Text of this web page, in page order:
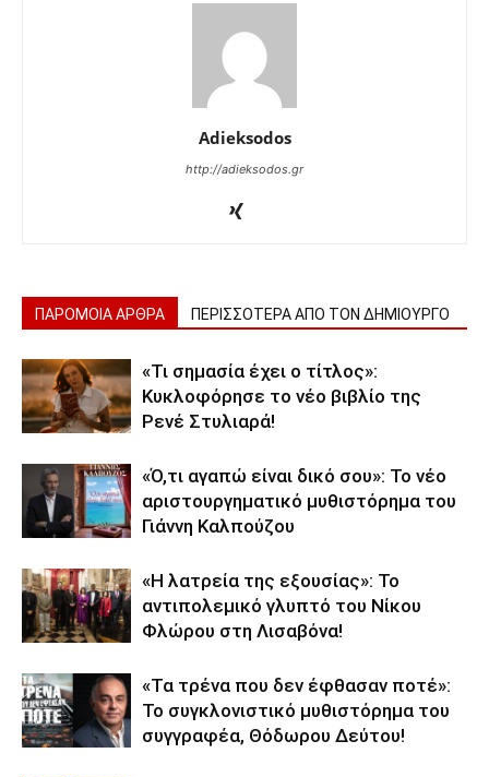
Adieksodos
http://adieksodos.gr
ΠΑΡΟΜΟΙΑ ΑΡΘΡΑ ΠΕΡΙΣΣΟΤΕΡΑ ΑΠΟ ΤΟΝ ΔΗΜΙΟΥΡΓΟ
«Τι σημασία έχει ο τίτλος»:
Κυκλοφόρησε το νέο βιβλίο της
Ρενέ Στυλιαρά!
«Ό,τι αγαπώ είναι δικό σου»: Το νέο
αριστουργηματικό μυθιστόρημα του
Γιάννη Καλπούζου
«Η λατρεία της εξουσίας»: Το
αντιπολεμικό γλυπτό του Νίκου
Φλώρου στη Λισαβόνα!
«Τα τρένα που δεν έφθασαν ποτέ»:
Το συγκλονιστικό μυθιστόρημα του
συγγραφέα, Θόδωρου Δεύτου!